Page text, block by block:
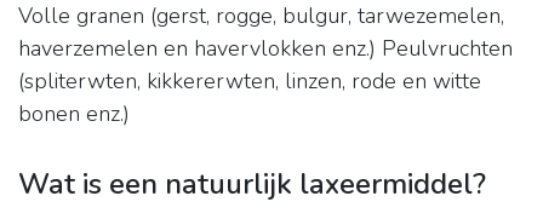
Volle granen (gerst, rogge, bulgur, tarwezemelen,
haverzemelen en havervlokken enz.) Peulvruchten
(spliterwten, kikkererwten, linzen, rode en witte
bonen enz.)
Wat is een natuurlijk laxeermiddel?